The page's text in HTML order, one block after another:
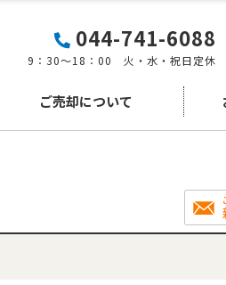
044-741-6088
9：30～18：00 火・水・祝日定休
ご売却について